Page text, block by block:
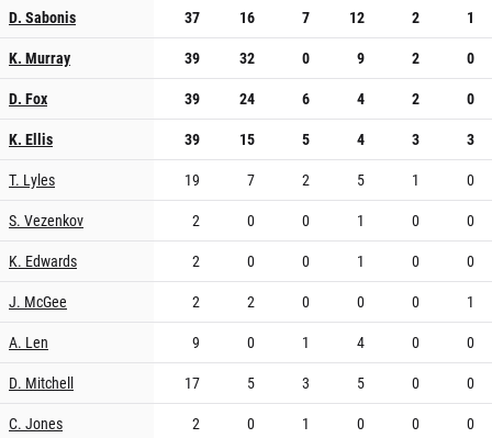
D. Sabonis
37 16 7 12 2
1
K. Murray
39 32 0 9 2
0
D. Fox
39 24 6 4 2
0
K. Ellis
39 15 5 4 3
3
T. Lyles
19 7 2 5 1
0
S. Vezenkov
2 0 0 1 0
0
K. Edwards
2 0 0 1 0
0
J. McGee
2 2 0 0 0
1
A. Len
9 0 1 4 0
0
D. Mitchell
17 5 3 5 0
0
C. Jones
2 0 1 0 0
0